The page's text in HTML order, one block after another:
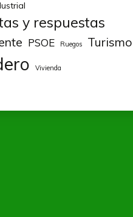
y respuestas
PSOE Ruegos Turismo
Vivienda